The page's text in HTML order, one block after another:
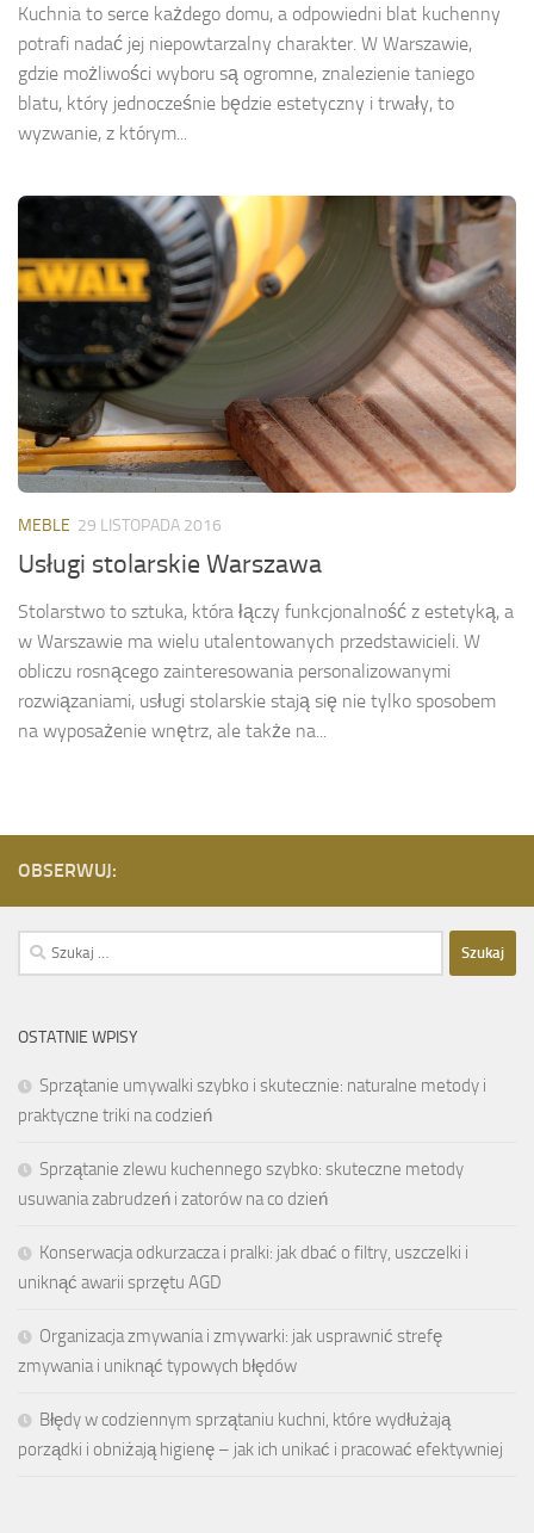
Kuchnia to serce każdego domu, a odpowiedni blat kuchenny
potrafi nadać jej niepowtarzalny charakter. W Warszawie,
gdzie możliwości wyboru są ogromne, znalezienie taniego
blatu, który jednocześnie będzie estetyczny i trwały, to
wyzwanie, z którym...
MEBLE 29 LISTOPADA 2016
Usługi stolarskie Warszawa
Stolarstwo to sztuka, która łączy funkcjonalność z estetyką, a
w Warszawie ma wielu utalentowanych przedstawicieli. W
obliczu rosnącego zainteresowania personalizowanymi
rozwiązaniami, usługi stolarskie stają się nie tylko sposobem
na wyposażenie wnętrz, ale także na...
OBSERWUJ:
Szukaj:
OSTATNIE WPISY
Sprzątanie umywalki szybko i skutecznie: naturalne metody i
praktyczne triki na codzień
Sprzątanie zlewu kuchennego szybko: skuteczne metody
usuwania zabrudzeń i zatorów na co dzień
Konserwacja odkurzacza i pralki: jak dbać o filtry, uszczelki i
uniknąć awarii sprzętu AGD
Organizacja zmywania i zmywarki: jak usprawnić strefę
zmywania i uniknąć typowych błędów
Błędy w codziennym sprzątaniu kuchni, które wydłużają
porządki i obniżają higienę – jak ich unikać i pracować efektywniej